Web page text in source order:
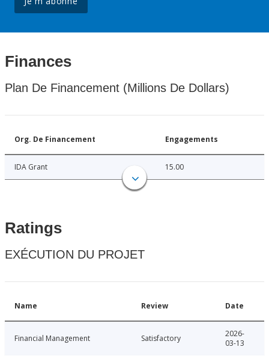
Finances
Plan De Financement (Millions De Dollars)
Org. De Financement Engagements
IDA Grant 15.00
Ratings
EXÉCUTION DU PROJET
Name Review Date
Financial Management Satisfactory
2026-
03-13